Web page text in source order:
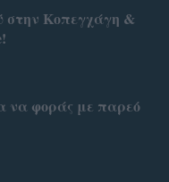
στην Κοπεγχάγη &
να φοράς με παρεό